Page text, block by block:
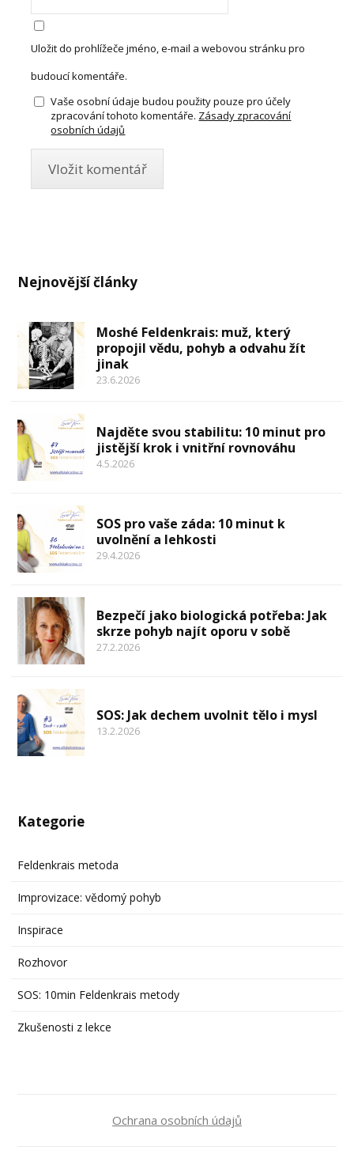
Uložit do prohlížeče jméno, e-mail a webovou stránku pro
budoucí komentáře.
Vaše osobní údaje budou použity pouze pro účely
zpracování tohoto komentáře. Zásady zpracování
osobních údajů
Nejnovější články
Moshé Feldenkrais: muž, který
propojil vědu, pohyb a odvahu žít
jinak
23.6.2026
Najděte svou stabilitu: 10 minut pro
jistější krok i vnitřní rovnováhu
4.5.2026
SOS pro vaše záda: 10 minut k
uvolnění a lehkosti
29.4.2026
Bezpečí jako biologická potřeba: Jak
skrze pohyb najít oporu v sobě
27.2.2026
SOS: Jak dechem uvolnit tělo i mysl
13.2.2026
Kategorie
Feldenkrais metoda
Improvizace: vědomý pohyb
Inspirace
Rozhovor
SOS: 10min Feldenkrais metody
Zkušenosti z lekce
Ochrana osobních údajů